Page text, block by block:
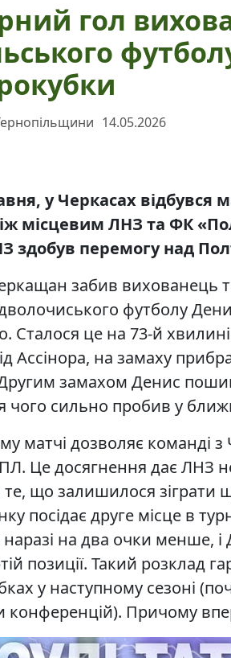
гол
14.05.2026
у Черкасах відбувся
місцевим ЛНЗ та ФК
здобув перемогу над
забив вихованець
футболу
Сталося це на 73-й
Ассінора, на замаху
замахом Денис
чого сильно пробив у
матчі дозволяє команді
Це досягнення дає ЛНЗ
що залишилося зіграти
посідає друге місце в
наразі на два очки менше,
позиції. Такий розклад
у наступному сезоні
конференцій). Причому